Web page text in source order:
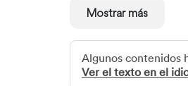
* NO SE ADMITEN
*Horario de la piscina:
Cómo moverse
Mostrar más
Algunos contenidos
Ver el texto en el